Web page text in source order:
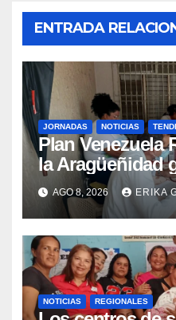
ENTRADA
JORNADAS NOTICIAS
Plan Venezuela
la Aragüeñidad
atención
Aragua
AGO 8, 2026 ERIKA
NOTICIAS REGIONALES